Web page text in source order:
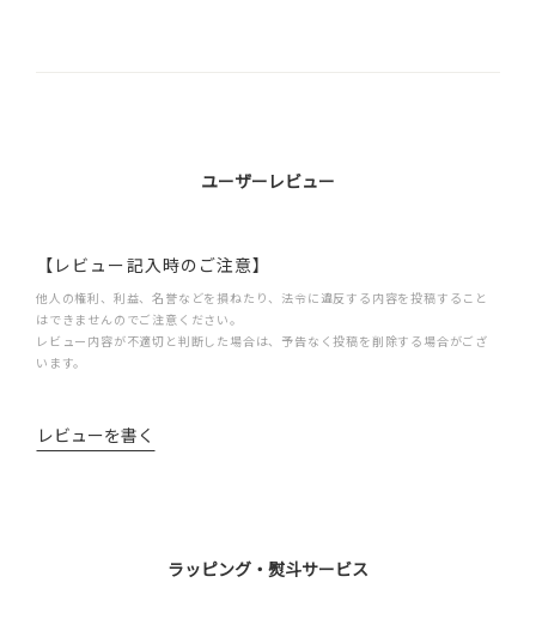
ユーザーレビュー
【レビュー記入時のご注意】
他人の権利、利益、名誉などを損ねたり、法令に違反する内容を投稿すること
はできませんのでご注意ください。
レビュー内容が不適切と判断した場合は、予告なく投稿を削除する場合がござ
います。
レビューを書く
ラッピング・熨斗サービス